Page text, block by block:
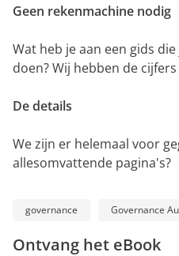
Geen rekenmachine nodig
Wat heb je aan een gids
doen? Wij hebben de
De details
We zijn er helemaal voor
allesomvattende pagina's?
governance Governance
Ontvang het eBook